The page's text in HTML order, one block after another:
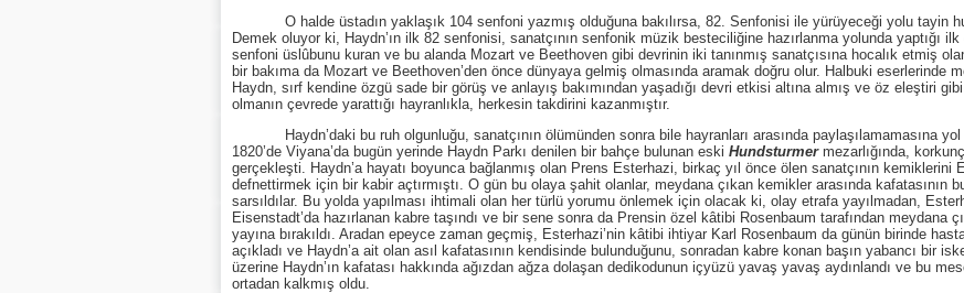
O halde üstadın yaklaşık 104 senfoni yazmış olduğuna bakılırsa, 82. Senfonisi ile yürüyeceği yolu tayin
Demek oluyor ki, Haydn’ın ilk 82 senfonisi, sanatçının senfonik müzik besteciliğine hazırlanma yolunda yaptığı
senfoni üslûbunu kuran ve bu alanda Mozart ve Beethoven gibi devrinin iki tanınmış sanatçısına hocalık etmiş
bir bakıma da Mozart ve Beethoven’den önce dünyaya gelmiş olmasında aramak doğru olur. Halbuki eserlerinde
Haydn, sırf kendine özgü sade bir görüş ve anlayış bakımından yaşadığı devri etkisi altına almış ve öz eleştiri
olmanın çevrede yarattığı hayranlıkla, herkesin takdirini kazanmıştır.
Haydn’daki bu ruh olgunluğu, sanatçının ölümünden sonra bile hayranları arasında paylaşılamamasına yol
1820’de Viyana’da bugün yerinde Haydn Parkı denilen bir bahçe bulunan eski Hundsturmermezarlığında,
gerçekleşti. Haydn’a hayatı boyunca bağlanmış olan Prens Esterhazi, birkaç yıl önce ölen sanatçının kemiklerini
defnettirmek için bir kabir açtırmıştı. O gün bu olaya şahit olanlar, meydana çıkan kemikler arasında kafatasının
sarsıldılar. Bu yolda yapılması ihtimali olan her türlü yorumu önlemek için olacak ki, olay etrafa yayılmadan,
Eisenstadt’da hazırlanan kabre taşındı ve bir sene sonra da Prensin özel kâtibi Rosenbaum tarafından meydana
yayına bırakıldı. Aradan epeyce zaman geçmiş, Esterhazi’nin kâtibi ihtiyar Karl Rosenbaum da günün birinde
açıkladı ve Haydn’a ait olan asıl kafatasının kendisinde bulunduğunu, sonradan kabre konan başın yabancı bir
üzerine Haydn’ın kafatası hakkında ağızdan ağza dolaşan dedikodunun içyüzü yavaş yavaş aydınlandı ve bu
ortadan kalkmış oldu.